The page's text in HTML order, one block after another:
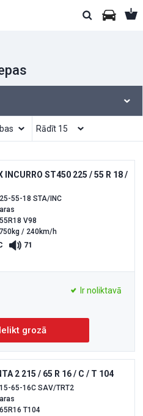
INCURRO ST450 225 / 55 R 18 /
55-18 STA/INC
V98
/ 240km/h
71
Ir noliktavā
Ielikt grozā
2 215 / 65 R 16 / C / T 104
65-16C SAV/TRT2
T104